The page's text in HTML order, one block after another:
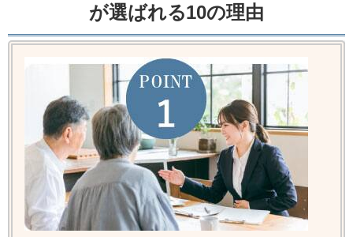
が選ばれる10の理由